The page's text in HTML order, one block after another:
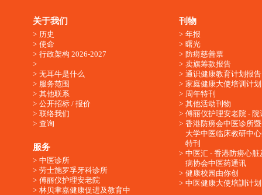
关于我们
历史
使命
行政架构 2026-2027
无耳牛是什么
服务范围
其他联系
公开招标 / 报价
联络我们
查询
服务
中医诊所
劳士施罗孚牙科诊所
傅丽仪护理安老院
林贝聿嘉健康促进及教育中
刊物
年报
曙光
防痨慈善票
卖旗筹款报告
通识健康教育计划报告
家庭健康大使培训计划
周年特刊
其他活动刊物
傅丽仪护理安老院 - 院
香港防痨会中医诊所
大学中医临床教研中
特刊
中医汇 - 香港防痨心脏
病协会中医药通讯
健康校园由你创
中医健康大使培訓计划